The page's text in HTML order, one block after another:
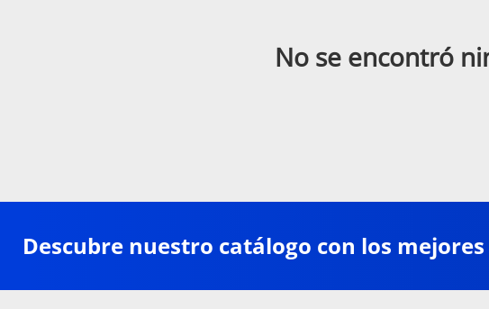
No se encontró
Descubre nuestro catálogo con los